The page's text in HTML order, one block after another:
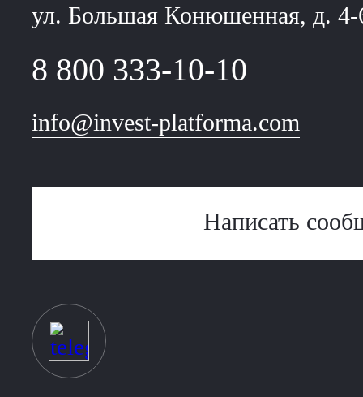
ул. Большая Конюшенная, д.
8 800 333-10-10
info@invest-platforma.com
Написать